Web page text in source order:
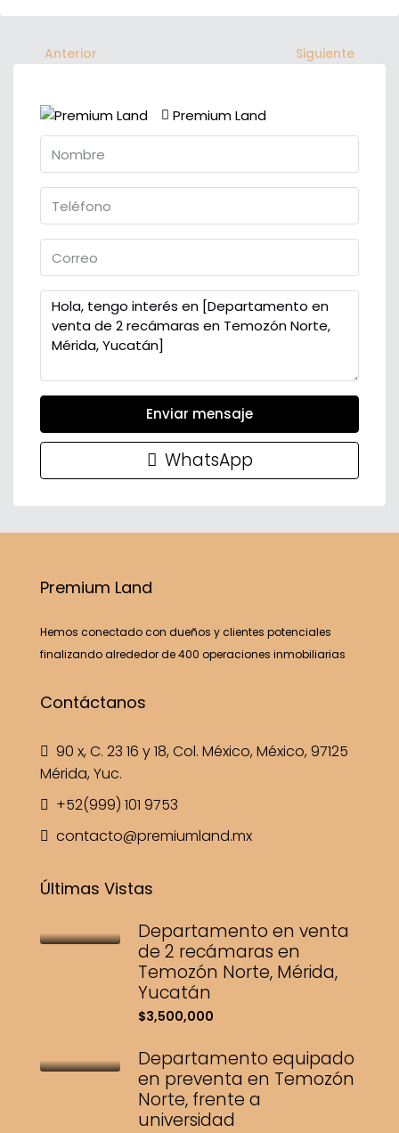
Anterior Siguiente
Premium Land
Enviar mensaje
WhatsApp
Premium Land
Hemos conectado con dueños y clientes potenciales
finalizando alrededor de 400 operaciones inmobiliarias
Contáctanos
90 x, C. 23 16 y 18, Col. México, México, 97125
Mérida, Yuc.
+52(999) 101 9753
contacto@premiumland.mx
Últimas Vistas
Departamento en venta
de 2 recámaras en
Temozón Norte, Mérida,
Yucatán
$3,500,000
Departamento equipado
en preventa en Temozón
Norte, frente a
universidad